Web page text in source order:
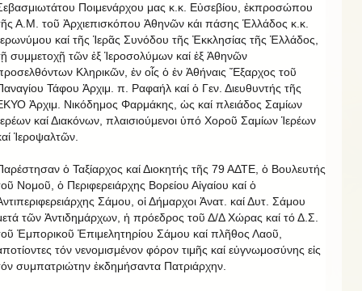
Ποιμενάρχου μας κ.κ. Εὐσεβίου, ἐκπροσώπου
Α.Μ. τοῦ Ἀρχιεπισκόπου Ἀθηνῶν κάι πάσης Ἑλλάδος κ.κ.
καί τῆς Ἱερᾶς Συνόδου τῆς Ἐκκλησίας τῆς Ἑλλάδος,
συμμετοχῇ τῶν ἐξ Ἱεροσολύμων καί ἐξ Ἀθηνῶν
Κληρικῶν, ἐν οἷς ὁ ἐν Ἀθήναις Ἔξαρχος τοῦ
Τάφου Ἀρχιμ. π. Ραφαήλ καί ὁ Γεν. Διευθυντής τῆς
Ἀρχιμ. Νικόδημος Φαρμάκης, ὡς καί πλειάδος Σαμίων
καί Διακόνων, πλαισιούμενοι ὑπό Χοροῦ Σαμίων Ἱερέων
Ἱεροψαλτῶν.
ὁ Ταξίαρχος καί Διοκητής τῆς 79 ΑΔΤΕ, ὁ Βουλευτής
Νομοῦ, ὁ Περιφερειάρχης Βορείου Αἰγαίου καί ὁ
Σάμου, οἱ Δήμαρχοι Ἀνατ. καί Δυτ. Σάμου
τῶν Ἀντιδημάρχων, ἡ πρόεδρος τοῦ Δ/Δ Χώρας καί τό Δ.Σ.
Ἐμπορικοῦ Ἐπιμελητηρίου Σάμου καί πλῆθος Λαοῦ,
τόν νενομισμένον φόρον τιμῆς καί εὐγνωμοσύνης εἰς
συμπατριώτην ἐκδημήσαντα Πατριάρχην.